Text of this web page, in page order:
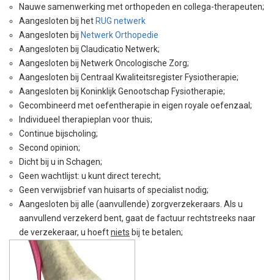
Nauwe samenwerking met orthopeden en collega-therapeuten;
Aangesloten bij het RUG netwerk
Aangesloten bij Netwerk Orthopedie
Aangesloten bij Claudicatio Netwerk;
Aangesloten bij Netwerk Oncologische Zorg;
Aangesloten bij Centraal Kwaliteitsregister Fysiotherapie;
Aangesloten bij Koninklijk Genootschap Fysiotherapie;
Gecombineerd met oefentherapie in eigen royale oefenzaal;
Individueel therapieplan voor thuis;
Continue bijscholing;
Second opinion;
Dicht bij u in Schagen;
Geen wachtlijst: u kunt direct terecht;
Geen verwijsbrief van huisarts of specialist nodig;
Aangesloten bij alle (aanvullende) zorgverzekeraars. Als u
aanvullend verzekerd bent, gaat de factuur rechtstreeks naar
de verzekeraar, u hoeftniets bij te betalen;